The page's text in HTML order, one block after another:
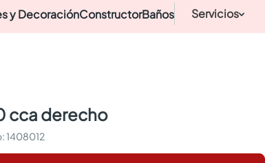
y DecoraciónConstructorBaños Servicios
cca derecho
:1408012